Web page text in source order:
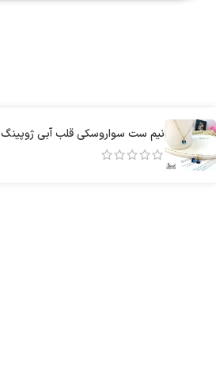
نیم ست سواروسکی قلب آبی ژوپینگ 1401009